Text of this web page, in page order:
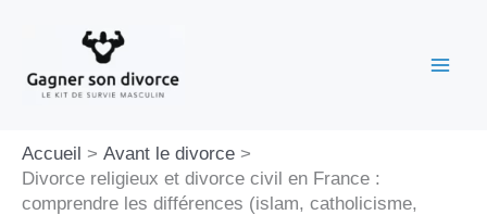
contenu
Accueil
Avant le divorce
Divorce religieux et divorce civil en France :
comprendre les différences (islam, catholicisme,